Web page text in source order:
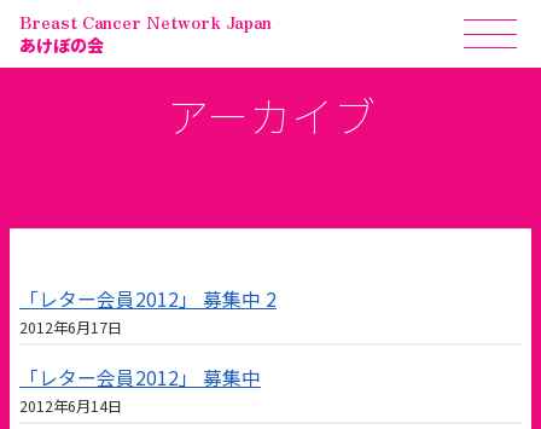
Breast Cancer Network Japan
あけぼの会
アーカイブ
「レター会員2012」 募集中 2
2012年6月17日
「レター会員2012」 募集中
2012年6月14日